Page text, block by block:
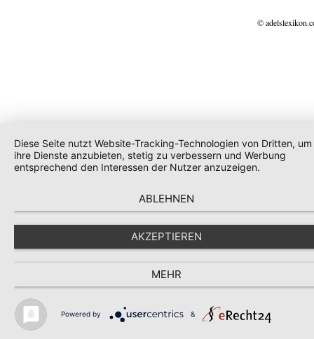
©
Diese Seite nutzt Website-Tracking-Technologien von Dritten, um
ihre Dienste anzubieten, stetig zu verbessern und Werbung
entsprechend den Interessen der Nutzer anzuzeigen.
ABLEHNEN
AKZEPTIEREN
MEHR
Powered by &